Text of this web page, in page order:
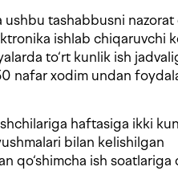
tashabbusni
ishlab chiqaruvchi
to‘rt kunlik ish
nafar xodim undan
haftasiga ikki
bilan kelishilgan
qo‘shimcha ish